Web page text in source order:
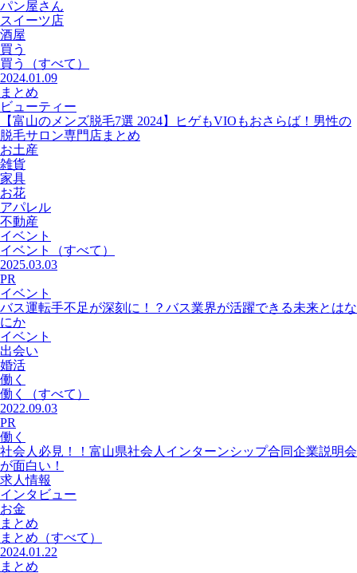
パン屋さん
スイーツ店
酒屋
買う
買う
（すべて）
2024.01.09
まとめ
ビューティー
【富山のメンズ脱毛7選 2024】ヒゲもVIOもおさらば！男性の
脱毛サロン専門店まとめ
お土産
雑貨
家具
お花
アパレル
不動産
イベント
イベント
（すべて）
2025.03.03
PR
イベント
バス運転手不足が深刻に！？バス業界が活躍できる未来とはな
にか
イベント
出会い
婚活
働く
働く
（すべて）
2022.09.03
PR
働く
社会人必見！！富山県社会人インターンシップ合同企業説明会
が面白い！
求人情報
インタビュー
お金
まとめ
まとめ （すべて）
2024.01.22
まとめ